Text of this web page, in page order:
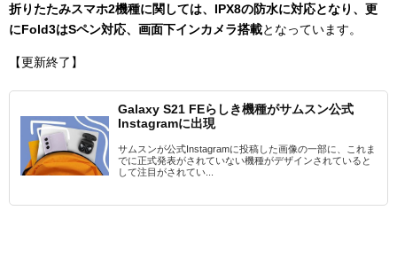
折りたたみスマホ2機種に関しては、IPX8の防水に対応となり、更
にFold3はSペン対応、画面下インカメラ搭載となっています。
【更新終了】
Galaxy S21 FEらしき機種がサムスン公式
Instagramに出現
サムスンが公式Instagramに投稿した画像の一部に、これま
でに正式発表がされていない機種がデザインされていると
して注目がされてい...